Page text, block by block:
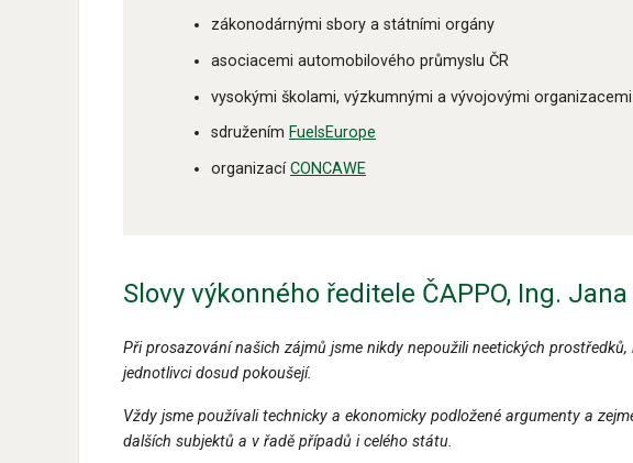
zákonodárnými sbory a státními orgány
asociacemi automobilového průmyslu ČR
vysokými školami, výzkumnými a vývojovými organizacemi
sdružením FuelsEurope
organizacíCONCAWE
Slovy výkonného ředitele ČAPPO, Ing.
Při prosazování našich zájmů jsme nikdy nepoužili neetických
jednotlivci dosud pokoušejí.
Vždy jsme používali technicky a ekonomicky podložené argumenty a
dalších subjektů a v řadě případů i celého státu.